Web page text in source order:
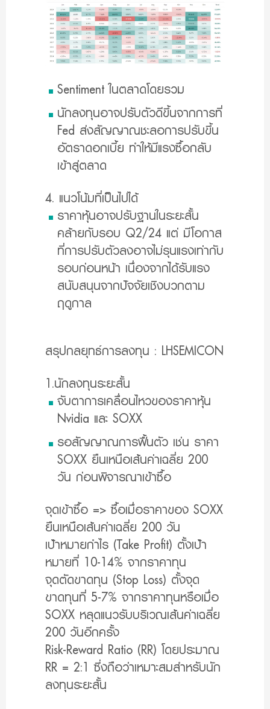
Sentiment ในตลาดโดยรวม
นักลงทุนอาจปรับตัวดีขึ้นจากการที่
Fed ส่งสัญญาณชะลอการปรับขึ้น
อัตราดอกเบี้ย ทำให้มีแรงซื้อกลับ
เข้าสู่ตลาด
4. แนวโน้มที่เป็นไปได้
ราคาหุ้นอาจปรับฐานในระยะสั้น
คล้ายกับรอบ Q2/24 แต่ มีโอกาส
ที่การปรับตัวลงอาจไม่รุนแรงเท่ากับ
รอบก่อนหน้า เนื่องจากได้รับแรง
สนับสนุนจากปัจจัยเชิงบวกตาม
ฤดูกาล
สรุปกลยุทธ์การลงทุน : LHSEMICON
1.นักลงทุนระยะสั้น
จับตาการเคลื่อนไหวของราคาหุ้น
Nvidia และ SOXX
รอสัญญาณการฟื้นตัว เช่น ราคา
SOXX ยืนเหนือเส้นค่าเฉลี่ย 200
วัน ก่อนพิจารณาเข้าซื้อ
จุดเข้าซื้อ => ซื้อเมื่อราคาของ SOXX
ยืนเหนือเส้นค่าเฉลี่ย 200 วัน
เป้าหมายกำไร (Take Profit) ตั้งเป้า
หมายที่ 10-14% จากราคาทุน
จุดตัดขาดทุน (Stop Loss) ตั้งจุด
ขาดทุนที่ 5-7% จากราคาทุนหรือเมื่อ
SOXX หลุดแนวรับบริเวณเส้นค่าเฉลี่ย
200 วันอีกครั้ง
Risk-Reward Ratio (RR) โดยประมาณ
RR = 2:1 ซึ่งถือว่าเหมาะสมสำหรับนัก
ลงทุนระยะสั้น